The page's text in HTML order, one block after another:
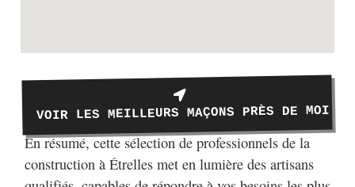
VOIR LES MEILLEURS MAÇONS PRÈS DE MOI
En résumé, cette sélection de professionnels de la
construction à Étrelles met en lumière des artisans